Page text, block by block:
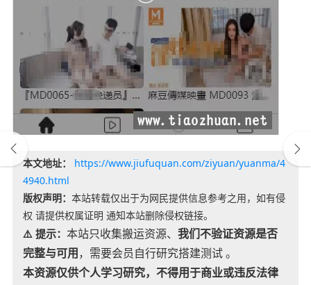
本文地址：
https://www.jiufuquan.com/ziyuan/yuanma/4
4940.html
版权声明： 本站转载仅出于为网民提供信息参考之用，如有侵
权 请提供权属证明 通知本站删除侵权链接。
⚠️ 提示： 本站只收集搬运资源、 我们不验证资源是否
完整与可用，需要会员自行研究搭建测试 。
本资源仅供个人学习研究，不得用于商业或违反法律